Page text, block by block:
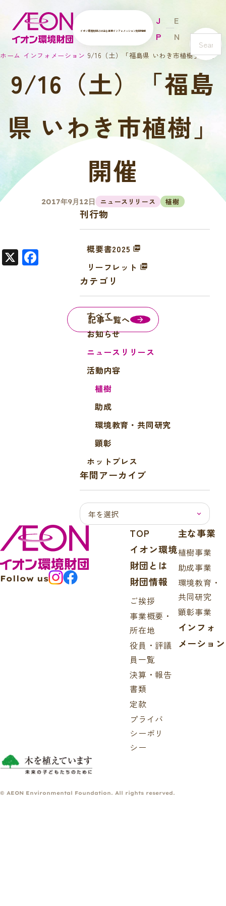
イオン環境財団とは主な事業インフォメーション財団情報
J
P
E
N
s
e
a
r
c
ホーム インフォメーション 9/16（土）「福島県 いわき市植樹」開催
9/16（土）「福島
県 いわき市植樹」
開催
2017年9月12日 ニュースリリース 植樹
X
記事一覧へ
刊行物
概要書2025
リーフレット
カテゴリ
すべて
お知らせ
ニュースリリース
活動内容
植樹
助成
環境教育・共同研究
顕彰
ホットプレス
年間アーカイブ
Follow us
TOP
イオン環境
財団とは
財団情報
ご挨拶
事業概要・
所在地
役員・評議
員一覧
決算・報告
書類
定款
プライバ
シーポリ
シー
主な事業
植樹事業
助成事業
環境教育・
共同研究
顕彰事業
インフォ
メーション
© AEON Environmental Foundation. All rights reserved.